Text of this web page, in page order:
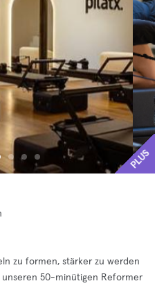
PLUS
zu formen, stärker zu werden
50-minütigen Reformer